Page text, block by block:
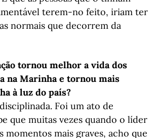
terem-no feito, iriam ter
normais que decorrem da
tornou melhor a vida dos
na Marinha e tornou mais
à luz do país?
Foi um ato de
que muitas vezes quando o líder
momentos mais graves, acho que